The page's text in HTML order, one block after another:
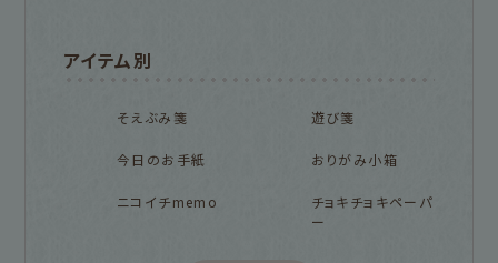
アイテム別
そえぶみ箋 遊び箋
今日のお手紙 おりがみ小箱
ニコイチmemo
チョキチョキペーパ
ー